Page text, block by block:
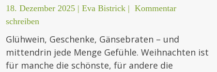
18. Dezember 2025 | Eva Bistrick | Kommentar
schreiben
Glühwein, Geschenke, Gänsebraten – und
mittendrin jede Menge Gefühle. Weihnachten ist
für manche die schönste, für andere die